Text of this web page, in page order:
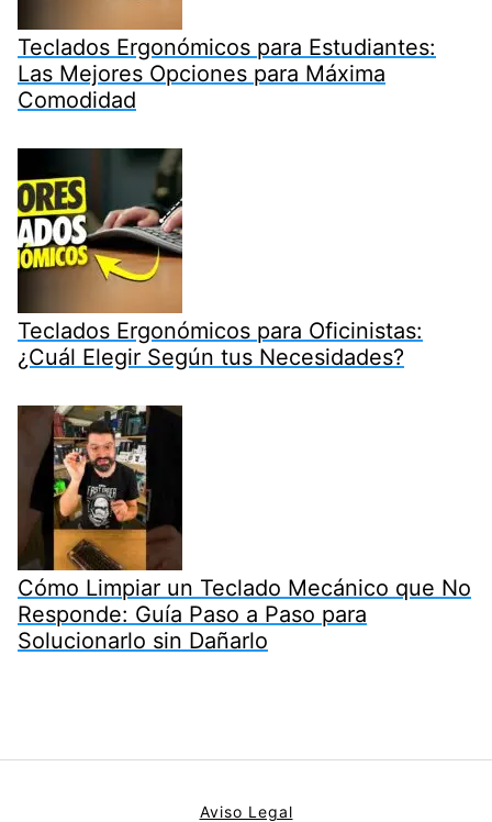
Teclados Ergonómicos para Estudiantes:
Las Mejores Opciones para Máxima
Comodidad
Teclados Ergonómicos para Oficinistas:
¿Cuál Elegir Según tus Necesidades?
Cómo Limpiar un Teclado Mecánico que No
Responde: Guía Paso a Paso para
Solucionarlo sin Dañarlo
Aviso Legal